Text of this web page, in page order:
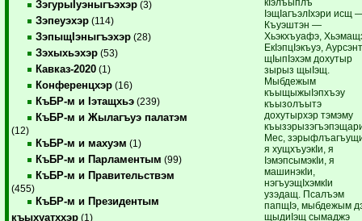
ЗэгурыIуэныгъэхэр (3)
Зэпеуэхэр (114)
ЗэпыщIэныгъэхэр (28)
Зэхыхьэхэр (53)
Кавказ-2020 (1)
Конференцхэр (16)
КъБР-м и Iэтащхьэ (239)
КъБР-м и Жылагъуэ палатэм
(12)
КъБР-м и махуэм (1)
КъБР-м и Парламентым (99)
КъБР-м и Правительствэм
(455)
КъБР-м и Президентым
къыхуатххэр (1)
IэщIагъэлIхэри исщ
Къуэштэн —
Хьэкхъуафэ,
ЕкIэпцIэкъуэ,
щIыпIэхэм дохутыр
зырыз щыIэщ.
Мыбдежым
къыщыжыIэпхъэу
къызолъытэ
дохутырхэр тэмэму
Мес,
я хущхъуэкIи, я
IэмэпсымэкIи, я
машинэкIи,
нэгъуэщIхэмкIи
узэдащ. Псалъэм
папщIэ, мыбдежым
щыдиIэщ сымаджэ